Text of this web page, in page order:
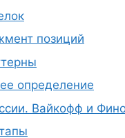
позиций
определение
Вайкофф и